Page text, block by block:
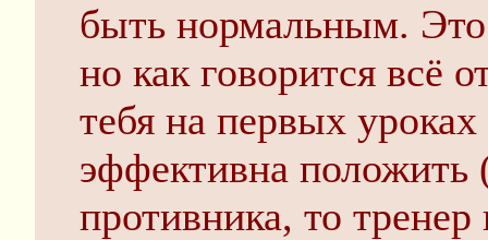
быть нормальным.
но как говорится всё
тебя на первых
эффективна положить
противника, то